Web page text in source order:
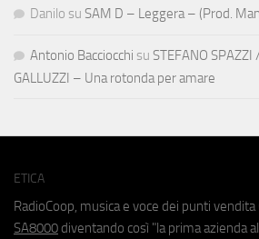
Danilo su SAM D – Leggera – (Prod.
Antonio Bacciocchi su STEFANO
GALLUZZI – Una rotonda per amare
ETICA
RadioCoop, musica e voce dei punti
SA8000 diventando così "la prima azienda